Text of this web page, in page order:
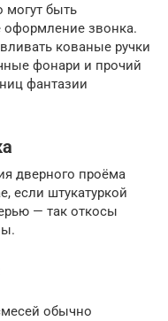
могут быть
звонка.
кованые ручки
фонари и прочий
фантазии
дверного проёма
если штукатуркой
— так откосы
обычно